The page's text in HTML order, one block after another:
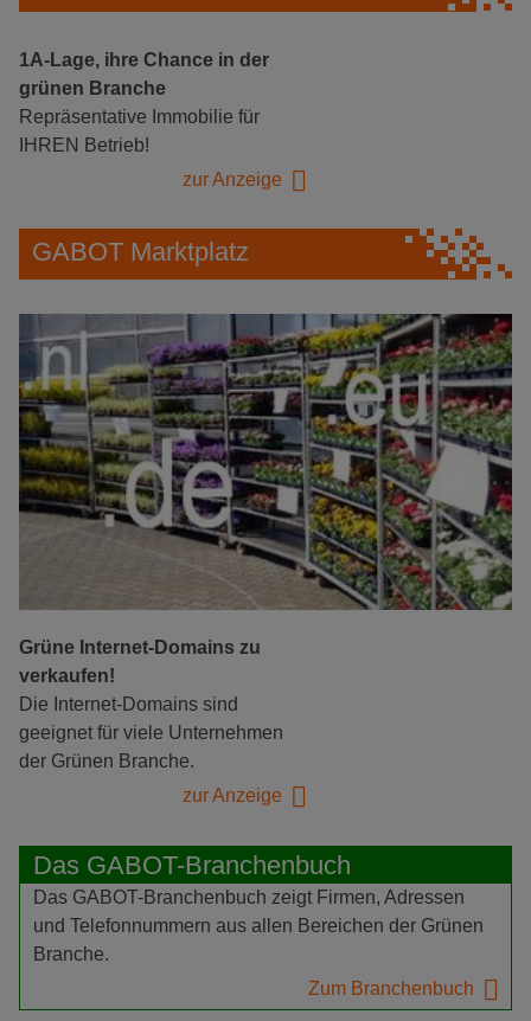
1A-Lage, ihre Chance in der
grünen Branche
Repräsentative Immobilie für
IHREN Betrieb!
zur Anzeige
GABOT Marktplatz
Grüne Internet-Domains zu
verkaufen!
Die Internet-Domains sind
geeignet für viele Unternehmen
der Grünen Branche.
zur Anzeige
Das GABOT-Branchenbuch
Das GABOT-Branchenbuch zeigt Firmen, Adressen
und Telefonnummern aus allen Bereichen der Grünen
Branche.
Zum Branchenbuch